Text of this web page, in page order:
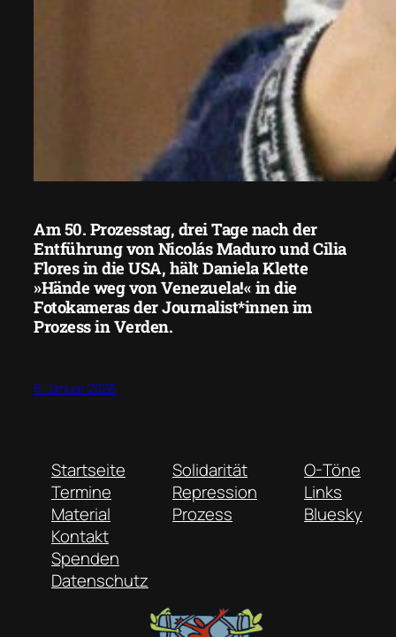
Am 50. Prozesstag, drei Tage nach der
Entführung von Nicolás Maduro und Cilia
Flores in die USA, hält Daniela Klette
»Hände weg von Venezuela!« in die
Fotokameras der Journalist*innen im
Prozess in Verden.
6. Januar 2026
Startseite
Termine
Material
Solidarität
Repression
Prozess
O-Töne
Links
Bluesky
Kontakt
Spenden
Datenschutz